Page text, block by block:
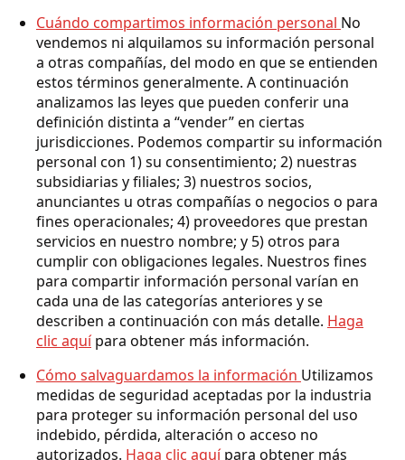
Cuándo compartimos información personal No
vendemos ni alquilamos su información personal
a otras compañías, del modo en que se entienden
estos términos generalmente. A continuación
analizamos las leyes que pueden conferir una
definición distinta a “vender” en ciertas
jurisdicciones. Podemos compartir su información
personal con 1) su consentimiento; 2) nuestras
subsidiarias y filiales; 3) nuestros socios,
anunciantes u otras compañías o negocios o para
fines operacionales; 4) proveedores que prestan
servicios en nuestro nombre; y 5) otros para
cumplir con obligaciones legales. Nuestros fines
para compartir información personal varían en
cada una de las categorías anteriores y se
describen a continuación con más detalle. Haga
clic aquípara obtener más información.
Cómo salvaguardamos la información Utilizamos
medidas de seguridad aceptadas por la industria
para proteger su información personal del uso
indebido, pérdida, alteración o acceso no
autorizados. Haga clic aquípara obtener más